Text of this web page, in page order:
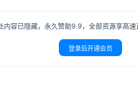
内容已隐藏，永久赞助9.9，全部资源享高
登录后开通会员